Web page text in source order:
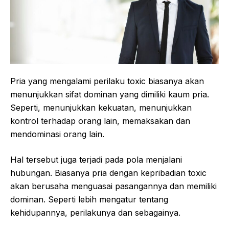
Pria yang mengalami perilaku toxic biasanya akan
menunjukkan sifat dominan yang dimiliki kaum pria.
Seperti, menunjukkan kekuatan, menunjukkan
kontrol terhadap orang lain, memaksakan dan
mendominasi orang lain.
Hal tersebut juga terjadi pada pola menjalani
hubungan. Biasanya pria dengan kepribadian toxic
akan berusaha menguasai pasangannya dan memiliki
dominan. Seperti lebih mengatur tentang
kehidupannya, perilakunya dan sebagainya.